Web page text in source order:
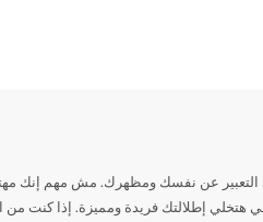
عن نفسك ومظهرك. مش مهم إنك مهتم
هتخلي إطلالتك فريدة ومميزة. إذا كنت من